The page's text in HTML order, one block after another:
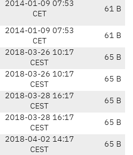
2014-01-09 07:53
CET
61 B
2014-01-09 07:53
CET
61 B
2018-03-26 10:17
CEST
65 B
2018-03-26 10:17
CEST
65 B
2018-03-28 16:17
CEST
65 B
2018-03-28 16:17
CEST
65 B
2018-04-02 14:17
CEST
65 B